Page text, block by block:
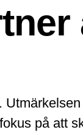
på att